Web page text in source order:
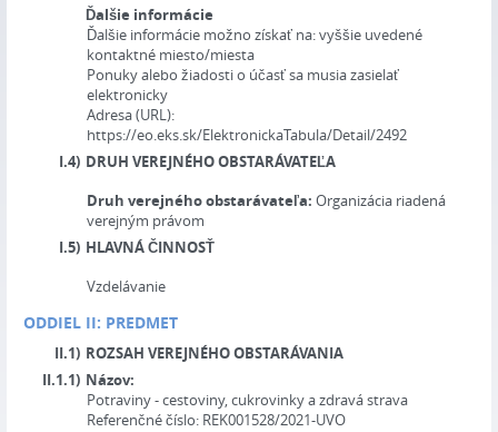
Ďalšie informácie
Ďalšie informácie možno získať na:vyššie uvedené
kontaktné miesto/miesta
Ponuky alebo žiadosti o účasť sa musia zasielať
elektronicky
Adresa (URL):
https://eo.eks.sk/ElektronickaTabula/Detail/2492
I.4) DRUH VEREJNÉHO OBSTARÁVATEĽA
Druh verejného obstarávateľa: Organizácia riadená
verejným právom
I.5) HLAVNÁ ČINNOSŤ
Vzdelávanie
ODDIEL II: PREDMET
II.1) ROZSAH VEREJNÉHO OBSTARÁVANIA
II.1.1) Názov:
Potraviny - cestoviny, cukrovinky a zdravá strava
Referenčné číslo: REK001528/2021-UVO